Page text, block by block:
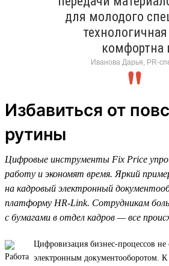
для молодого
комфортна
Иванова Дарья, PR-
Избавиться от
рутины
Цифровые инструменты Fix Price
работу и экономят время. Яркий
на кадровый электронный
платформу HR-Link. Сотрудникам
с бумагами в отдел кадров — все
Цифровизация бизнес-процессов не
электронным документооборотом.